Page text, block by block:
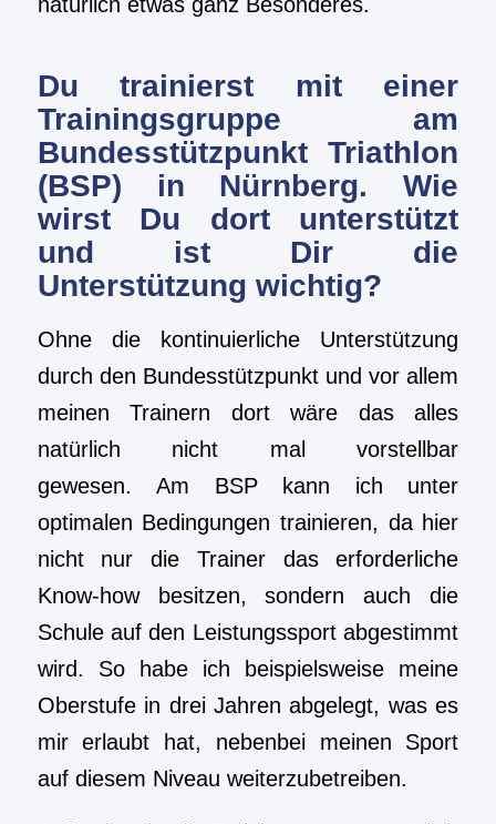
Du trainierst mit einer
Trainingsgruppe am
Bundesstützpunkt Triathlon
(BSP) in Nürnberg. Wie
wirst Du dort unterstützt
und ist Dir die
Unterstützung wichtig?
Ohne die kontinuierliche Unterstützung
durch den Bundesstützpunkt und vor allem
meinen Trainern dort wäre das alles
natürlich nicht mal vorstellbar
gewesen. Am BSP kann ich unter
optimalen Bedingungen trainieren, da hier
nicht nur die Trainer das erforderliche
Know-how besitzen, sondern auch die
Schule auf den Leistungssport abgestimmt
wird. So habe ich beispielsweise meine
Oberstufe in drei Jahren abgelegt, was es
mir erlaubt hat, nebenbei meinen Sport
auf diesem Niveau weiterzubetreiben.